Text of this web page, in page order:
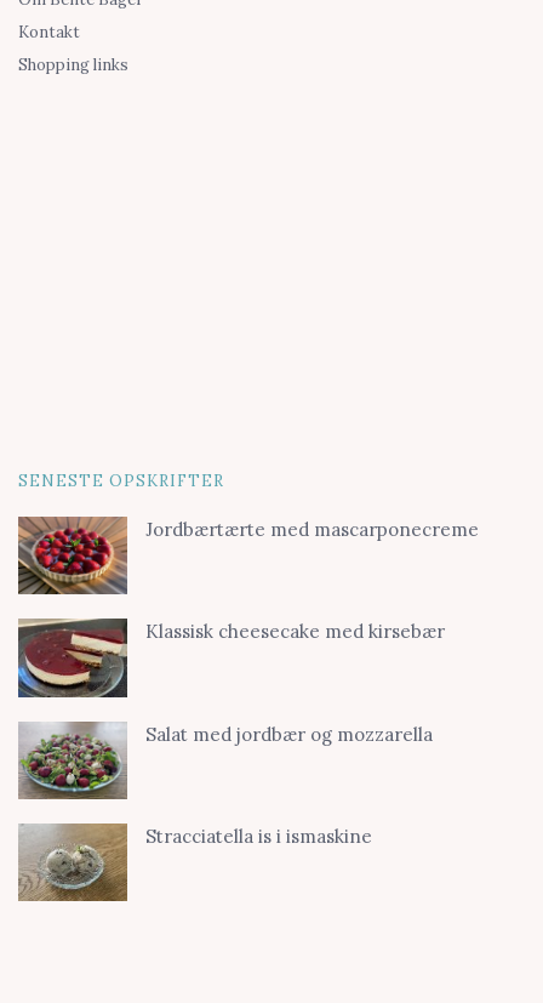
Kontakt
Shopping links
SENESTE OPSKRIFTER
Jordbærtærte med mascarponecreme
Klassisk cheesecake med kirsebær
Salat med jordbær og mozzarella
Stracciatella is i ismaskine